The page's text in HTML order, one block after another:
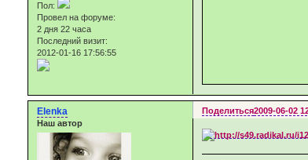
Пол:
Провел на форуме:
2 дня 22 часа
Последний визит:
2012-01-16 17:56:55
Поделиться2009-06-02
Elenka
Наш автор